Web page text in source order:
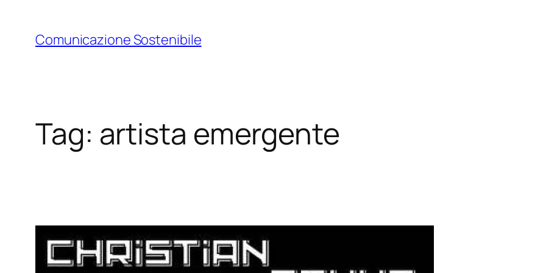
contenuto
Comunicazione Sostenibile
Tag: artista emergente